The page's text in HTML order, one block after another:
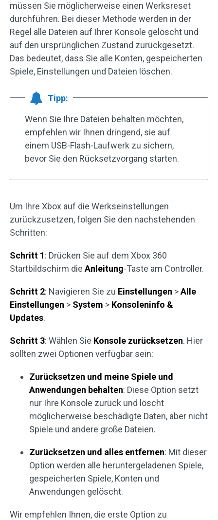
müssen Sie möglicherweise einen Werksreset
durchführen. Bei dieser Methode werden in der
Regel alle Dateien auf Ihrer Konsole gelöscht und
auf den ursprünglichen Zustand zurückgesetzt.
Das bedeutet, dass Sie alle Konten, gespeicherten
Spiele, Einstellungen und Dateien löschen.
Tipp:
Wenn Sie Ihre Dateien behalten möchten,
empfehlen wir Ihnen dringend, sie auf
einem USB-Flash-Laufwerk zu sichern,
bevor Sie den Rücksetzvorgang starten.
Um Ihre Xbox auf die Werkseinstellungen
zurückzusetzen, folgen Sie den nachstehenden
Schritten:
Schritt 1: Drücken Sie auf dem Xbox 360
Startbildschirm die Anleitung-Taste am Controller.
Schritt 2: Navigieren Sie zu Einstellungen >Alle
Einstellungen > System > Konsoleninfo &
Updates.
Schritt 3: Wählen Sie Konsole zurücksetzen. Hier
sollten zwei Optionen verfügbar sein:
Zurücksetzen und meine Spiele und
Anwendungen behalten: Diese Option setzt
nur Ihre Konsole zurück und löscht
möglicherweise beschädigte Daten, aber nicht
Spiele und andere große Dateien.
Zurücksetzen und alles entfernen: Mit dieser
Option werden alle heruntergeladenen Spiele,
gespeicherten Spiele, Konten und
Anwendungen gelöscht.
Wir empfehlen Ihnen, die erste Option zu